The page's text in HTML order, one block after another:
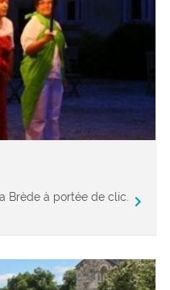
Brède à portée de clic. chevron_right